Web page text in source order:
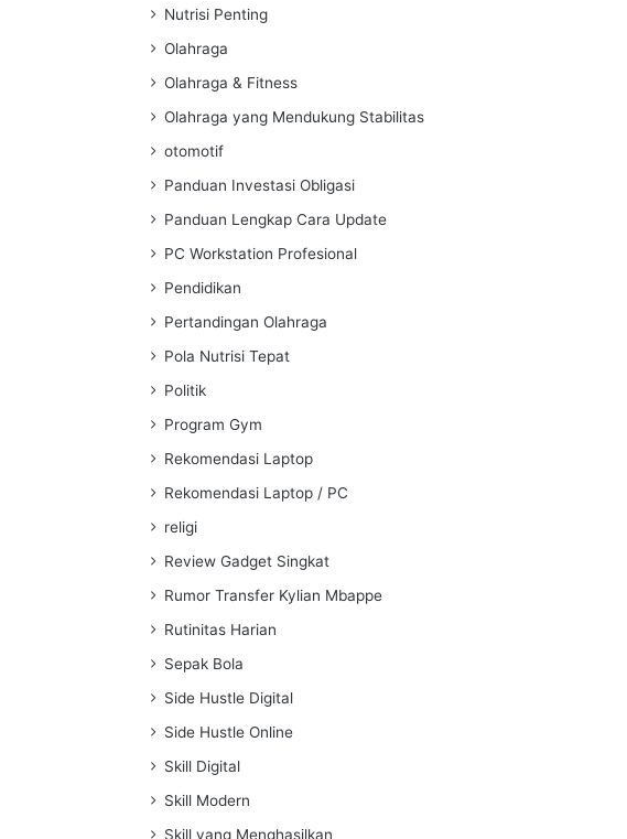
Nutrisi Penting
Olahraga
Olahraga & Fitness
Olahraga yang Mendukung Stabilitas
otomotif
Panduan Investasi Obligasi
Panduan Lengkap Cara Update
PC Workstation Profesional
Pendidikan
Pertandingan Olahraga
Pola Nutrisi Tepat
Politik
Program Gym
Rekomendasi Laptop
Rekomendasi Laptop / PC
religi
Review Gadget Singkat
Rumor Transfer Kylian Mbappe
Rutinitas Harian
Sepak Bola
Side Hustle Digital
Side Hustle Online
Skill Digital
Skill Modern
Skill yang Menghasilkan